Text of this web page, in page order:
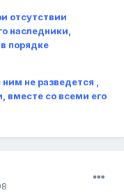
отсутствии
наследники,
порядке
не разведется ,
вместе со всеми его